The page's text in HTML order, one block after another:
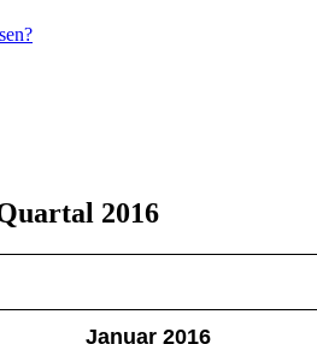
2016
Januar 2016